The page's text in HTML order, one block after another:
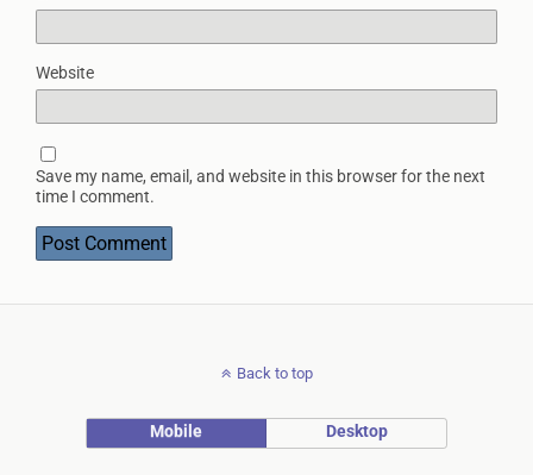
Website
Save my name, email, and website in this browser for the next
time I comment.
Back to top
Mobile Desktop